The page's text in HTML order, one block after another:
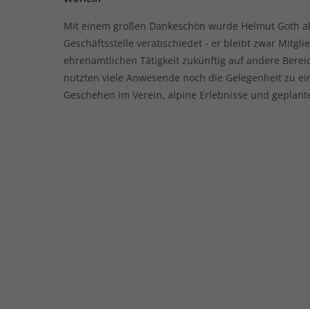
Mit einem großen Dankeschön wurde Helmut Goth
Geschäftsstelle verabschiedet - er bleibt zwar
ehrenamtlichen Tätigkeit zukünftig auf andere
nutzten viele Anwesende noch die Gelegenheit zu
Geschehen im Verein, alpine Erlebnisse und